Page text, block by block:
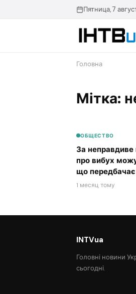
Пятница, 7
Головна
Мітка:
ОБЩЕСТВО
За неправдиве
про вибух
що передбачає
1 месяц тому
INTVua
Головні новини
сьогодні.